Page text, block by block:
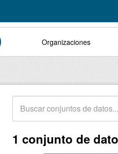
Organizaciones
1 conjunto de